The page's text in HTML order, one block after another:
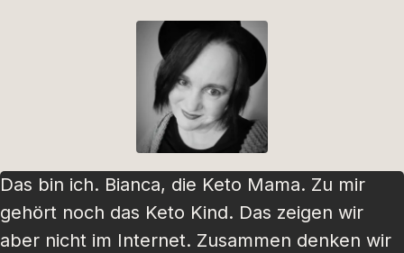
Das bin ich. Bianca, die Keto Mama. Zu mir
gehört noch das Keto Kind. Das zeigen wir
aber nicht im Internet. Zusammen denken wir